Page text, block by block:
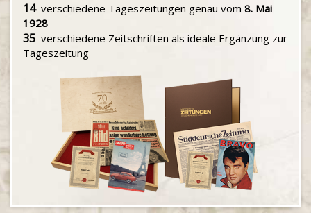
14verschiedene Tageszeitungen genau vom 8. Mai
1928
35 verschiedene Zeitschriften als ideale Ergänzung zur
Tageszeitung